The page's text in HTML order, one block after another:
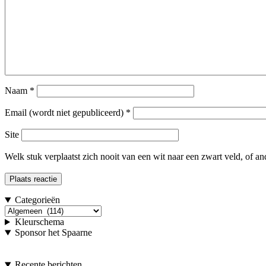
Naam *
Email (wordt niet gepubliceerd) *
Site
Welk stuk verplaatst zich nooit van een wit naar een zwart veld, of
Categorieën
Categorieën
Kleurschema
Sponsor het Spaarne